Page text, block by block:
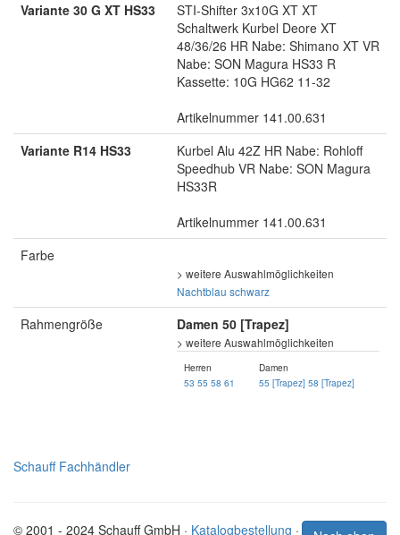
Variante 30 G XT HS33
STI-Shifter 3x10G XT XT
Schaltwerk Kurbel Deore XT
48/36/26 HR Nabe: Shimano XT VR
Nabe: SON Magura HS33 R
Kassette: 10G HG62 11-32
Artikelnummer 141.00.631
Variante R14 HS33
Kurbel Alu 42Z HR Nabe: Rohloff
Speedhub VR Nabe: SON Magura
HS33R
Artikelnummer 141.00.631
Farbe
> weitere Auswahlmöglichkeiten
Nachtblau schwarz
Rahmengröße Damen 50 [Trapez]
> weitere Auswahlmöglichkeiten
Herren
53 55 58 61
Damen
55 [Trapez] 58 [Trapez]
Schauff Fachhändler
© 2001 - 2024 Schauff GmbH · Katalogbestellung ·